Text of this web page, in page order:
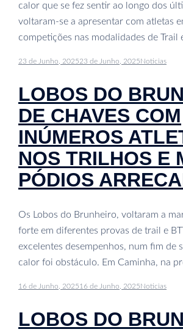
calor que se fez sentir ao longo dos
voltaram-se a apresentar com atletas
competições nas modalidades de Trail
23 de Junho, 202523 de Junho, 2025Noticias
LOBOS DO
DE CHAVES COM
INÚMEROS
NOS TRILHOS E
PÓDIOS
Os Lobos do Brunheiro, voltaram a
forte em diferentes provas de trail e
excelentes desempenhos, num fim de
calor foi obstáculo. Em Caminha, na
16 de Junho, 202516 de Junho, 2025Noticias
LOBOS DO